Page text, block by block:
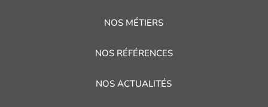
NOS MÉTIERS
NOS RÉFÉRENCES
NOS ACTUALITÉS